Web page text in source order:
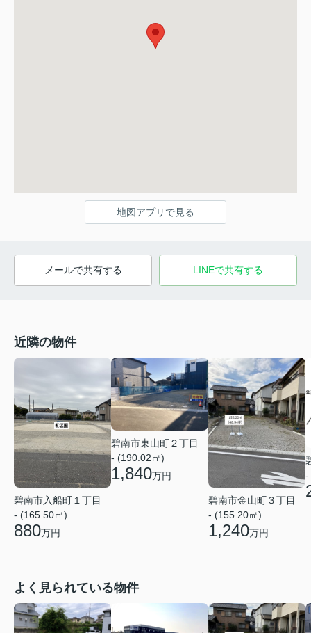
地図アプリで見る
メールで共有する LINEで共有する
近隣の物件
碧南市入船町１丁目
- (165.50㎡)
880万円
碧南市東山町２丁目
- (190.02㎡)
1,840万円
碧南市金山町３丁目
- (155.20㎡)
1,240万円
-
よく見られている物件